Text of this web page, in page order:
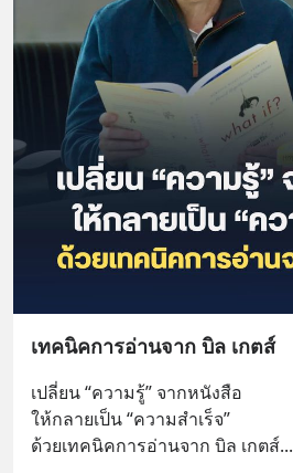
เทคนิคการอ่านจาก บิล เกตส์
เปลี่ยน “ความรู้” จากหนังสือ
ให้กลายเป็น “ความสำเร็จ”
ด้วยเทคนิคการอ่านจาก บิล เกตส์...